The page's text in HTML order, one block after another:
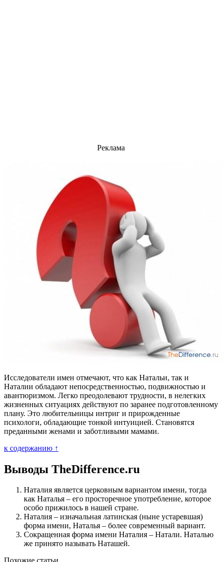
Реклама
Исследователи имен отмечают, что как Натальи, так и
Наталии обладают непосредственностью, подвижностью и
авантюризмом. Легко преодолевают трудности, в нелегких
жизненных ситуациях действуют по заранее подготовленному
плану. Это любительницы интриг и прирожденные
психологи, обладающие тонкой интуицией. Становятся
преданными женами и заботливыми мамами.
к содержанию ↑
Выводы TheDifference.ru
Наталия является церковным вариантом имени, тогда
как Наталья – его просторечное употребление, которое
особо прижилось в нашей стране.
Наталия – изначальная латинская (ныне устаревшая)
форма имени, Наталья – более современный вариант.
Сокращенная форма имени Наталия – Натали. Наталью
же принято называть Наташей.